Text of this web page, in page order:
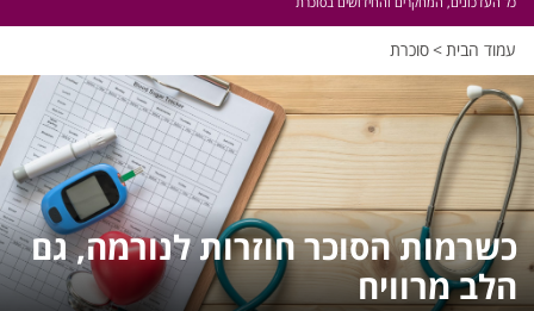
עמוד הבית>סוכרת
כשרמות הסוכר חוזרות לנורמה, גם
הלב מרוויח